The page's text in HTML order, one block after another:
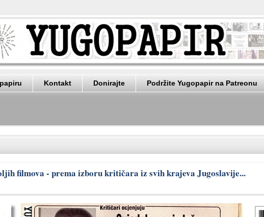
Kontakt Donirajte Podržite Yugopapir na Patreonu
filmova - prema izboru kritičara iz svih krajeva Jugoslavije...